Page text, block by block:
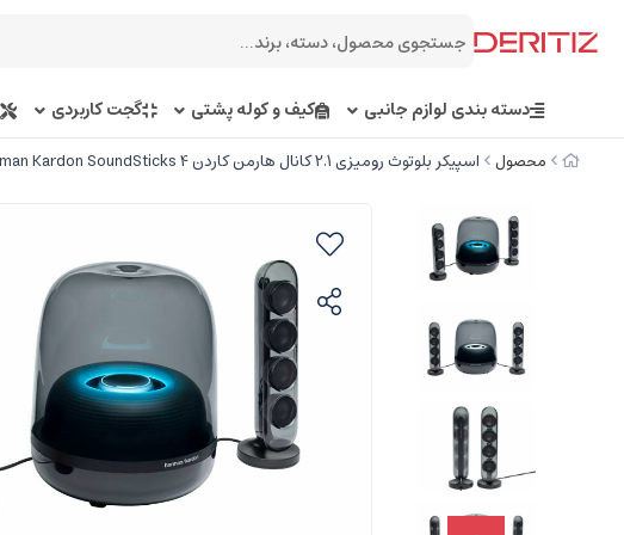
دسته بندی لوازم جانبی کیف و کوله پشتی گجت کاربردی
محصول اسپیکر بلوتوث رومیزی 2.1 کانال هارمن کاردن Harman Kardon SoundSticks 4